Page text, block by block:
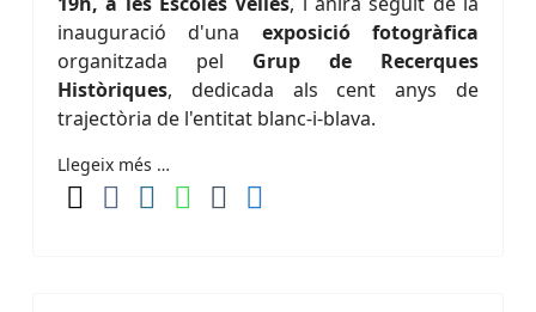
inauguració d'una exposició fotogràfica
organitzada pel Grup de Recerques
Històriques, dedicada als cent anys de
trajectòria de l'entitat blanc-i-blava.
Llegeix més …